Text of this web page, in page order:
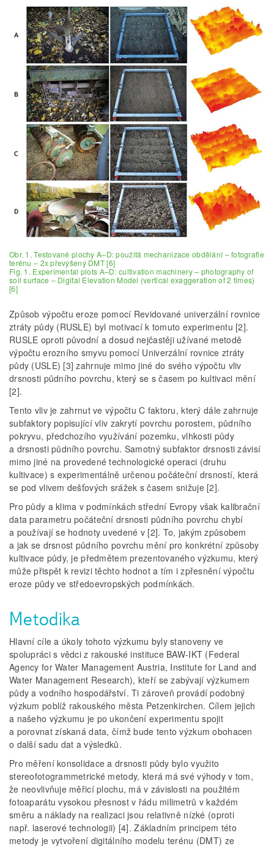
Obr. 1. Testované plochy A–D: použitá mechanizace obdělání – fotografie
terénu – 2x převýšený DMT [6]
Fig. 1. Experimental plots A–D: cultivation machinery – photography of
soil surface – Digital Elevation Model (vertical exaggeration of 2 times)
[6]
Způsob výpočtu eroze pomocí Revidované univerzální rovnice
ztráty půdy (RUSLE) byl motivací k tomuto experimentu [2].
RUSLE oproti původní a dosud nejčastěji užívané metodě
výpočtu erozního smyvu pomocí Univerzální rovnice ztráty
půdy (USLE) [3] zahrnuje mimo jiné do svého výpočtu vliv
drsnosti půdního povrchu, který se s časem po kultivaci mění
[2].
Tento vliv je zahrnut ve výpočtu C faktoru, který dále zahrnuje
subfaktory popisující vliv zakrytí povrchu porostem, půdního
pokryvu, předchozího využívání pozemku, vlhkosti půdy
a drsnosti půdního povrchu. Samotný subfaktor drsnosti závisí
mimo jiné na provedené technologické operaci (druhu
kultivace) s experimentálně určenou počáteční drsností, která
se pod vlivem dešťových srážek s časem snižuje [2].
Pro půdy a klima v podmínkách střední Evropy však kalibrační
data parametru počáteční drsnosti půdního povrchu chybí
a používají se hodnoty uvedené v [2]. To, jakým způsobem
a jak se drsnost půdního povrchu mění pro konkrétní způsoby
kultivace půdy, je předmětem prezentovaného výzkumu, který
může přispět k revizi těchto hodnot a tím i zpřesnění výpočtu
eroze půdy ve středoevropských podmínkách.
Metodika
Hlavní cíle a úkoly tohoto výzkumu byly stanoveny ve
spolupráci s vědci z rakouské instituce BAW­‑IKT (Federal
Agency for Water Management Austria, Institute for Land and
Water Management Research), kteří se zabývají výzkumem
půdy a vodního hospodářství. Ti zároveň provádí podobný
výzkum poblíž rakouského města Petzenkirchen. Cílem jejich
a našeho výzkumu je po ukončení experimentu spojit
a porovnat získaná data, čímž bude tento výzkum obohacen
o další sadu dat a výsledků.
Pro měření konsolidace a drsnosti půdy bylo využito
stereofotogrammetrické metody, která má své výhody v tom,
že neovlivňuje měřicí plochu, má v závislosti na použitém
fotoaparátu vysokou přesnost v řádu milimetrů v každém
směru a náklady na realizaci jsou relativně nízké (oproti
např. laserové technologii) [4]. Základním principem této
metody je vytvoření digitálního modelu terénu (DMT) ze